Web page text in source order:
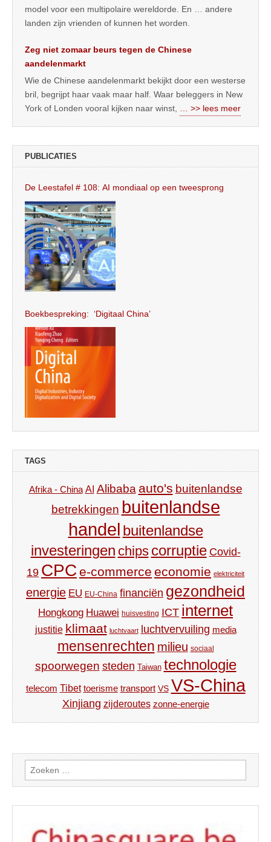
model voor een multipolaire wereldorde. En … andere
landen zijn vrienden of kunnen het worden.
Zeg niet zomaar beurs tegen de Chinese
aandelenmarkt
Wie de Chinese aandelenmarkt bekijkt door een westerse
bril, begrijpt haar vaak maar half. Waar beleggers in New
York of Londen vooral kijken naar winst,
… >> lees meer
PUBLICATIES
De Leestafel # 108: AI mondiaal op een tweesprong
Boekbespreking: ‘Digitaal China’
TAGS
Afrika - China AI Alibaba auto's buitenlandse
betrekkingen buitenlandse
handel buitenlandse
investeringen chips corruptie Covid-
19 CPC e-commerce economie elektriciteit
energie EU EU-China financiën gezondheid
Hongkong Huawei huisvesting ICT internet
justitie klimaat luchtvaart luchtvervuiling media
mensenrechten milieu sociaal
spoorwegen steden Taiwan technologie
telecom Tibet toerisme transport VS VS-China
Xinjiang zijderoutes zonne-energie
Zoeken
naar: